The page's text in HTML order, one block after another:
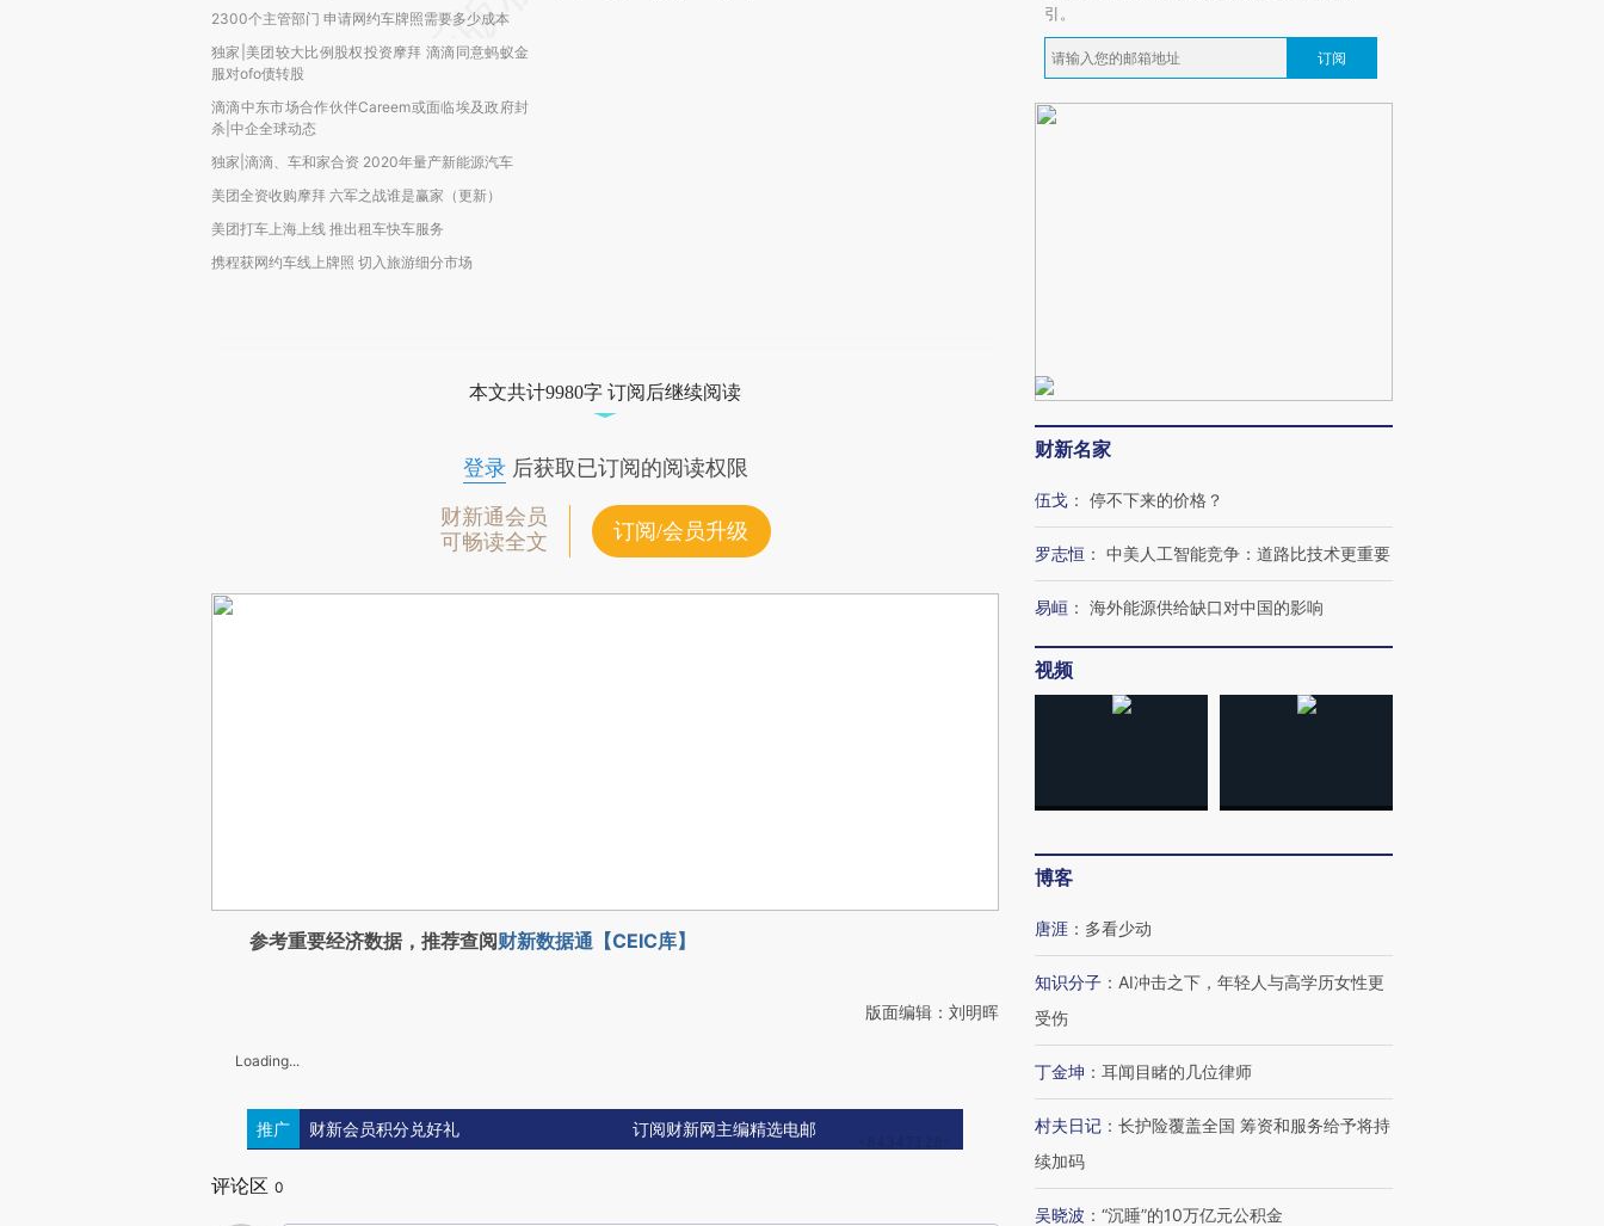
2300个主管部门 申请网约车牌照需要多少成本
独家|美团较大比例股权投资摩拜 滴滴同意蚂蚁金
服对ofo债转股
滴滴中东市场合作伙伴Careem或面临埃及政府封
杀|中企全球动态
独家|滴滴、车和家合资 2020年量产新能源汽车
美团全资收购摩拜 六军之战谁是赢家（更新）
美团打车上海上线 推出租车快车服务
携程获网约车线上牌照 切入旅游细分市场
本文共计9980字 订阅后继续阅读
登录后获取已订阅的阅读权限
财新通会员
可畅读全文
订阅/会员升级
参考重要经济数据，推荐查阅财新数据通【CEIC库】
版面编辑：刘明晖
Loading...
推广 财新会员积分兑好礼 订阅财新网主编精选电邮
评论区 0
引。
订阅
财新名家
伍戈 ： 停不下来的价格？
罗志恒 ： 中美人工智能竞争：道路比技术更重要
易峘 ： 海外能源供给缺口对中国的影响
视频
博客
唐涯 ： 多看少动
知识分子 ： AI冲击之下，年轻人与高学历女性更
受伤
丁金坤 ： 耳闻目睹的几位律师
村夫日记 ： 长护险覆盖全国 筹资和服务给予将持
续加码
吴晓波 ： “沉睡”的10万亿元公积金